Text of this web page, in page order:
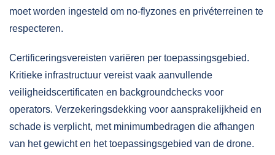
moet worden ingesteld om no-flyzones en privéterreinen te
respecteren.
Certificeringsvereisten variëren per toepassingsgebied.
Kritieke infrastructuur vereist vaak aanvullende
veiligheidscertificaten en backgroundchecks voor
operators. Verzekeringsdekking voor aansprakelijkheid en
schade is verplicht, met minimumbedragen die afhangen
van het gewicht en het toepassingsgebied van de drone.